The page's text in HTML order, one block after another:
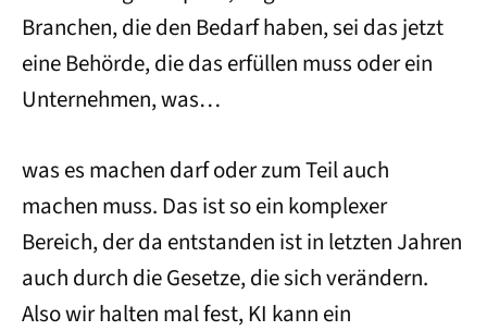
Branchen, die den Bedarf haben, sei das jetzt
eine Behörde, die das erfüllen muss oder ein
Unternehmen, was…
was es machen darf oder zum Teil auch
machen muss. Das ist so ein komplexer
Bereich, der da entstanden ist in letzten Jahren
auch durch die Gesetze, die sich verändern.
Also wir halten mal fest, KI kann ein